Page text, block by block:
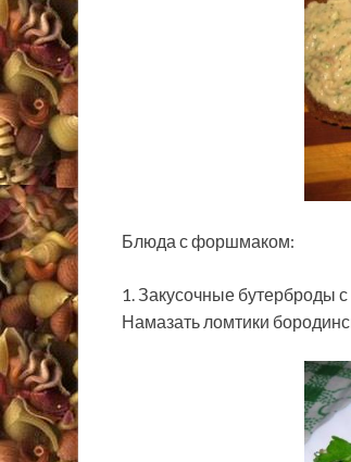
Блюда с форшмаком:
1. Закусочные бутерброды
Намазать ломтики